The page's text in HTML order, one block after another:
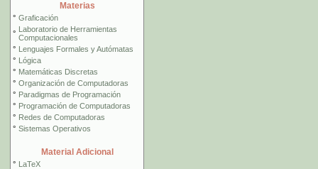
Materias
° Graficación
° Laboratorio de Herramientas
Computacionales
° Lenguajes Formales y Autómatas
° Lógica
° Matemáticas Discretas
° Organización de Computadoras
° Paradigmas de Programación
° Programación de Computadoras
° Redes de Computadoras
° Sistemas Operativos
Material Adicional
° LaTeX